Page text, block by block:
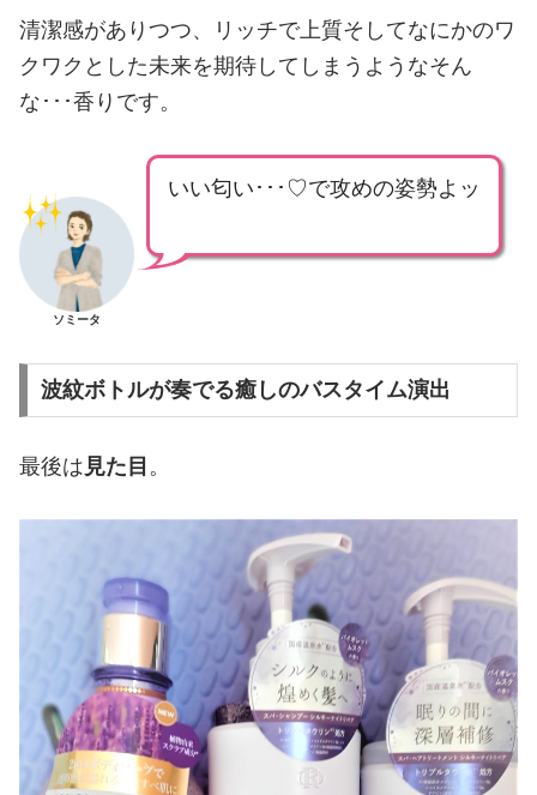
清潔感がありつつ、リッチで上質そしてなにかのワ
クワクとした未来を期待してしまうようなそん
な･･･香りです。
ソミータ
いい匂い･･･♡で攻めの姿勢よッ
波紋ボトルが奏でる癒しのバスタイム演出
最後は 見た目 。